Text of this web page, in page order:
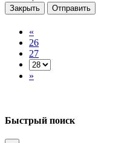
Закрыть Отправить
«
26
27
»
Быстрый поиск